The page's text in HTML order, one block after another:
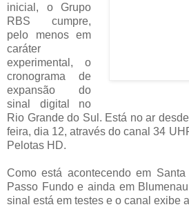
inicial, o Grupo
RBS cumpre,
pelo menos em
caráter
experimental, o
cronograma de
expansão do
sinal digital no
Rio Grande do Sul. Está no ar
feira, dia 12, através do canal 34
Pelotas HD.
Como está acontecendo em
Passo Fundo e ainda em
sinal está em testes e o canal exibe